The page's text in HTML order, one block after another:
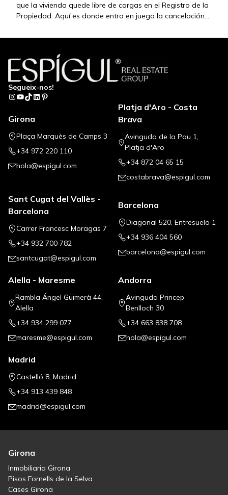
que la vivienda quede libre de cargas en el Registro de la
Propiedad. Aquí es donde entra en juego la cancelación
Segueix-nos!
Instagram
YouTube
TikTok
LinkedIn
Pinterest
Girona
Plaça Marquès de Camps 3
+34 972 220 110
hola@espigul.com
Platja d'Aro - Costa
Brava
Avinguda de la Pau 1,
Platja d'Aro
+34 872 04 65 15
costabrava@espigul.com
Sant Cugat del Vallès -
Barcelona
Carrer Francesc Moragas 7
+34 932 700 782
santcugat@espigul.com
Barcelona
Diagonal 520, Entresuelo 1
+34 936 404 560
barcelona@espigul.com
Alella - Maresme
Rambla Ángel Guimerà 44,
Alella
+34 934 299 077
maresme@espigul.com
Andorra
Avinguda Princep
Benlloch 30
+34 663 838 708
hola@espigul.com
Madrid
Castelló 8, Madrid
+34 913 439 848
madrid@espigul.com
Girona
Inmobiliaria Girona
Pisos Fornells de la Selva
Cases Girona